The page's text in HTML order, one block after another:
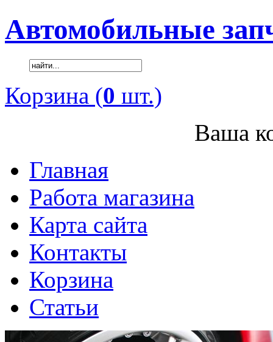
Автомобильные
Корзина (0 шт.)
Ваша
Главная
Работа магазина
Карта сайта
Контакты
Корзина
Статьи